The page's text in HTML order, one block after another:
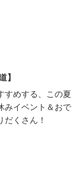
】
すめする、この夏
みイベント＆おで
くさん！